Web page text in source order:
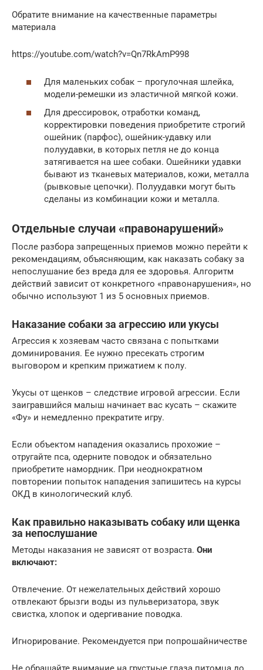
Обратите внимание на качественные параметры
материала
https://youtube.com/watch?v=Qn7RkAmP998
Для маленьких собак – прогулочная шлейка,
модели-ремешки из эластичной мягкой кожи.
Для дрессировок, отработки команд,
корректировки поведения приобретите строгий
ошейник (парфос), ошейник-удавку или
полуудавки, в которых петля не до конца
затягивается на шее собаки. Ошейники удавки
бывают из тканевых материалов, кожи, металла
(рывковые цепочки). Полуудавки могут быть
сделаны из комбинации кожи и металла.
Отдельные случаи «правонарушений»
После разбора запрещенных приемов можно перейти к
рекомендациям, объясняющим, как наказать собаку за
непослушание без вреда для ее здоровья. Алгоритм
действий зависит от конкретного «правонарушения», но
обычно используют 1 из 5 основных приемов.
Наказание собаки за агрессию или укусы
Агрессия к хозяевам часто связана с попытками
доминирования. Ее нужно пресекать строгим
выговором и крепким прижатием к полу.
Укусы от щенков – следствие игровой агрессии. Если
заигравшийся малыш начинает вас кусать – скажите
«Фу» и немедленно прекратите игру.
Если объектом нападения оказались прохожие –
отругайте пса, одерните поводок и обязательно
приобретите намордник. При неоднократном
повторении попыток нападения запишитесь на курсы
ОКД в кинологический клуб.
Как правильно наказывать собаку или щенка
за непослушание
Методы наказания не зависят от возраста. Они
включают:
Отвлечение. От нежелательных действий хорошо
отвлекают брызги воды из пульверизатора, звук
свистка, хлопок и одергивание поводка.
Игнорирование. Рекомендуется при попрошайничестве